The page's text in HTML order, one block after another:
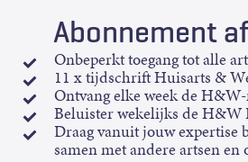
Abonnement
Onbeperkt toegang tot alle
11 x tijdschrift Huisarts &
Ontvang elke week de
Beluister wekelijks de H&W
Draag vanuit jouw expertise
samen met andere artsen en